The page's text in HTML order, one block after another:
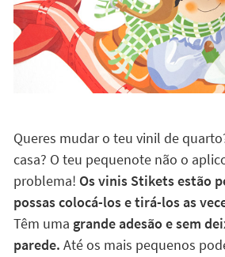
Queres mudar o teu vinil de
casa? O teu pequenote não o
problema! Os vinis Stikets estão
possas colocá-los e tirá-los as
Têm uma grande adesão e sem
parede. Até os mais pequenos